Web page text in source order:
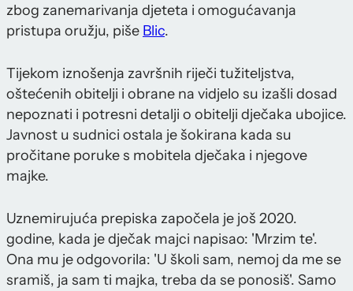
zbog zanemarivanja djeteta i omogućavanja
pristupa oružju, piše Blic.
Tijekom iznošenja završnih riječi tužiteljstva,
oštećenih obitelji i obrane na vidjelo su izašli dosad
nepoznati i potresni detalji o obitelji dječaka ubojice.
Javnost u sudnici ostala je šokirana kada su
pročitane poruke s mobitela dječaka i njegove
majke.
Uznemirujuća prepiska započela je još 2020.
godine, kada je dječak majci napisao: 'Mrzim te'.
Ona mu je odgovorila: 'U školi sam, nemoj da me se
sramiš, ja sam ti majka, treba da se ponosiš'. Samo